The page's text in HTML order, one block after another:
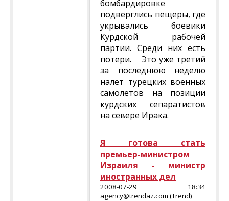
бомбардировке
подверглись пещеры, где
укрывались боевики
Курдской рабочей
партии. Среди них есть
потери. Это уже третий
за последнюю неделю
налет турецких военных
самолетов на позиции
курдских сепаратистов
на севере Ирака.
Я готова стать
премьер-министром
Израиля - министр
иностранных дел
2008-07-29 18:34
agency@trendaz.com (Trend)